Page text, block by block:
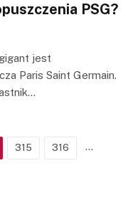
PSG?
jest
Paris Saint Germain.
315 316 …